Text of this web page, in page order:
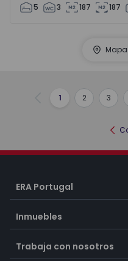
5 3 187 187
Mapa
Anterior
1 2 3
ERA Portugal
Inmuebles
Trabaja con nosotros